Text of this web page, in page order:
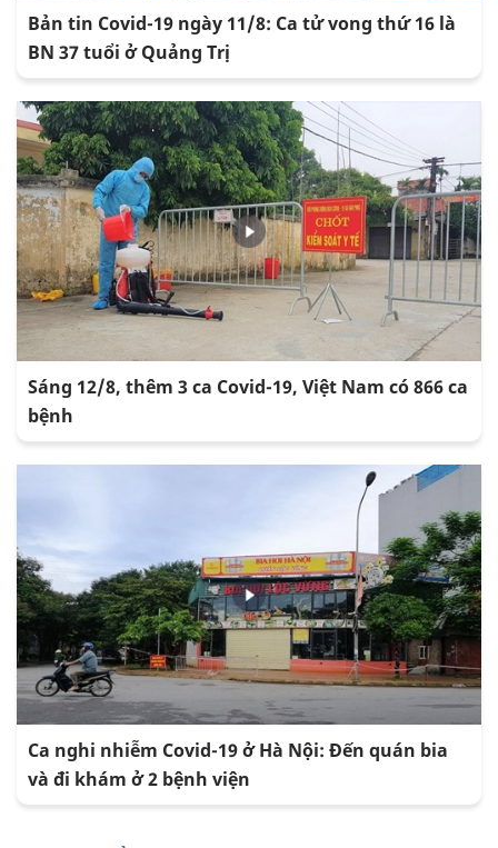
Bản tin Covid-19 ngày 11/8: Ca tử vong thứ 16 là
BN 37 tuổi ở Quảng Trị
Sáng 12/8, thêm 3 ca Covid-19, Việt Nam có 866 ca
bệnh
Ca nghi nhiễm Covid-19 ở Hà Nội: Đến quán bia
và đi khám ở 2 bệnh viện